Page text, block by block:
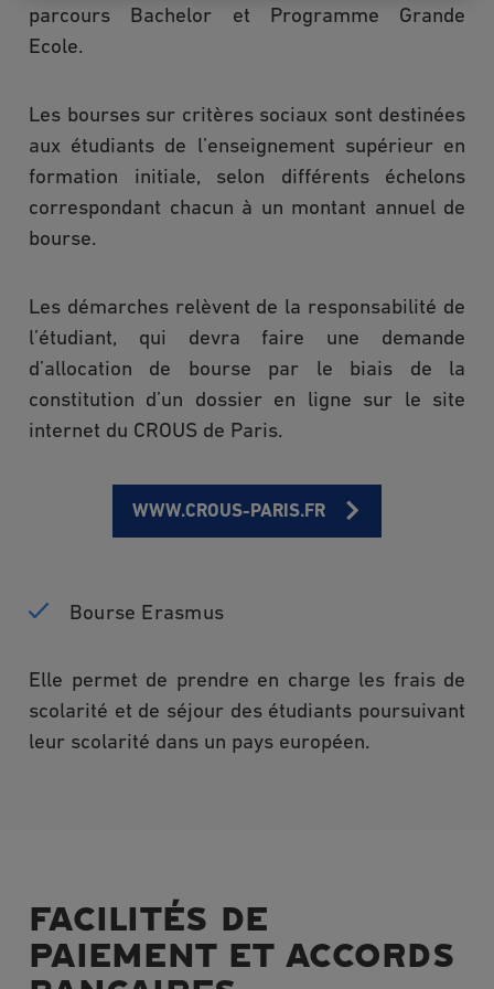
non cumulables. Seuls les
diplômes du BAC français sont
Pour de plus amples informations
sur ces bourses, contactez l’un de
nos conseillers d’admission:
admissions@edcparis.edu/ +33
(0)1 46 93 02 70
parcours Bachelor et Programme Grande
Ecole.
Les bourses sur critères sociaux sont destinées
aux étudiants de l’enseignement supérieur en
formation initiale, selon différents échelons
correspondant chacun à un montant annuel de
bourse.
Les démarches relèvent de la responsabilité de
l’étudiant, qui devra faire une demande
d’allocation de bourse par le biais de la
constitution d’un dossier en ligne sur le site
internet du CROUS de Paris.
WWW.CROUS-PARIS.FR
Bourse Erasmus
Elle permet de prendre en charge les frais de
scolarité et de séjour des étudiants poursuivant
leur scolarité dans un pays européen.
FACILITÉS DE
PAIEMENT ET ACCORDS